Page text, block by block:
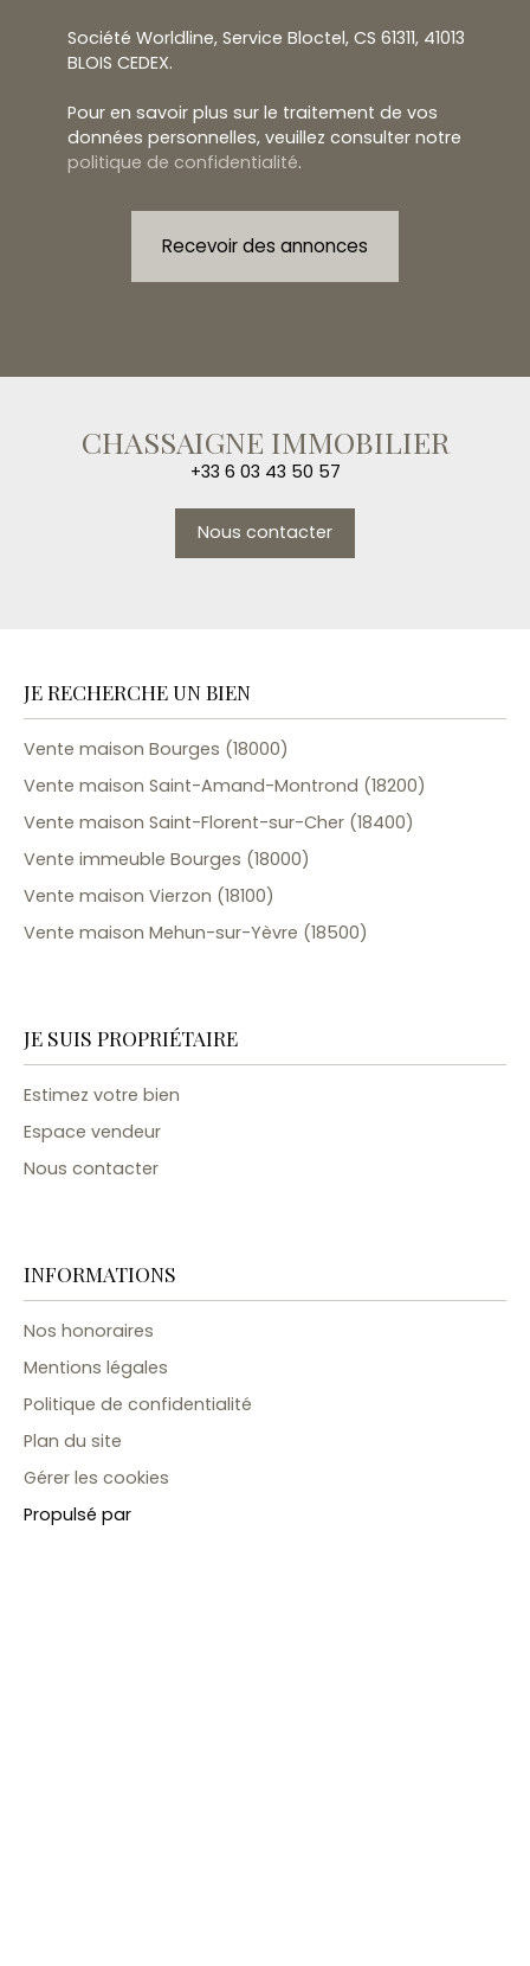
Société Worldline, Service Bloctel, CS 61311, 41013
BLOIS CEDEX.
Pour en savoir plus sur le traitement de vos
données personnelles, veuillez consulter notre
politique de confidentialité.
Recevoir des annonces
CHASSAIGNE IMMOBILIER
+33 6 03 43 50 57
Nous contacter
JE RECHERCHE UN BIEN
Vente maison Bourges (18000)
Vente maison Saint-Amand-Montrond (18200)
Vente maison Saint-Florent-sur-Cher (18400)
Vente immeuble Bourges (18000)
Vente maison Vierzon (18100)
Vente maison Mehun-sur-Yèvre (18500)
JE SUIS PROPRIÉTAIRE
Estimez votre bien
Espace vendeur
Nous contacter
INFORMATIONS
Nos honoraires
Mentions légales
Politique de confidentialité
Plan du site
Gérer les cookies
Propulsé par